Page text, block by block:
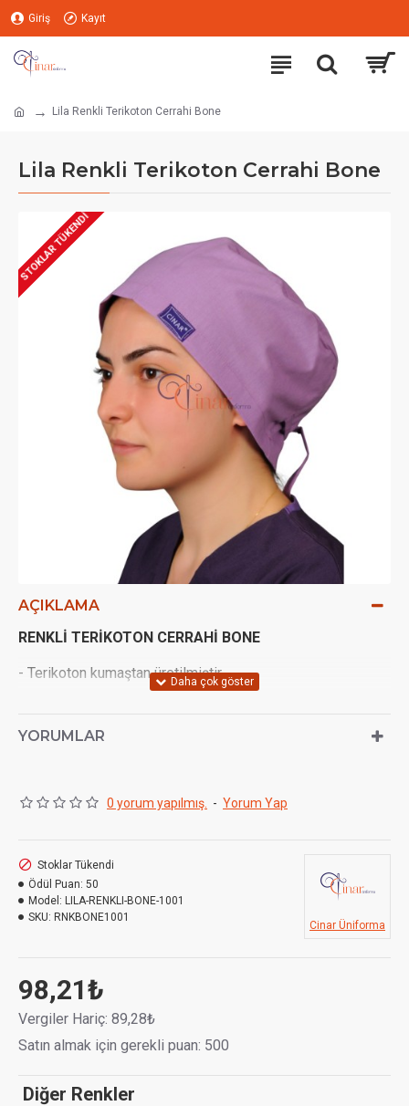
Giriş Kayıt
Lila Renkli Terikoton Cerrahi Bone
Lila Renkli Terikoton Cerrahi Bone
STOKLAR TÜKENDI
AÇIKLAMA
RENKLİ TERİKOTON CERRAHİ BONE
- Terikoton kumaştan üretilmiştir.
- Bağcıklı şekilde kendiliğinden ayarlanabilir.
Kumaş Cinsi :Terikoton
YORUMLAR
0 yorum yapılmış. - Yorum Yap
98,21₺
Vergiler Hariç: 89,28₺
Satın almak için gerekli puan: 500
Stoklar Tükendi
Ödül Puan: 50
Model: LILA-RENKLI-BONE-1001
SKU: RNKBONE1001
Cinar Üniforma
Diğer Renkler